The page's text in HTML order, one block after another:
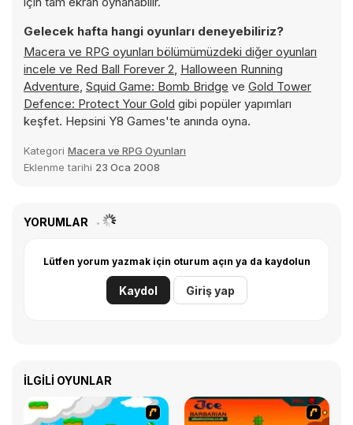
Gelecek hafta hangi oyunları deneyebiliriz?
Macera ve RPG oyunları bölümümüzdeki diğer oyunları
incele ve Red Ball Forever 2, Halloween Running
Adventure, Squid Game: Bomb Bridge ve Gold Tower
Defence: Protect Your Gold gibi popüler yapımları
keşfet. Hepsini Y8 Games'te anında oyna.
Kategori Macera ve RPG Oyunları
Eklenme tarihi 23 Oca 2008
YORUMLAR
Lütfen yorum yazmak için oturum açın ya da kaydolun
Kaydol Giriş yap
İLGILI OYUNLAR